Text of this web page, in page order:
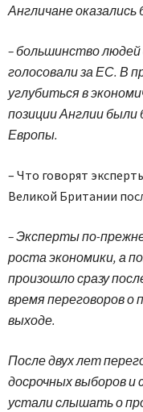
Англичане
– большинство
голосовали за ЕС. В
углубиться в
позиции Англии были
Европы.
– Что говорят
Великой Британии
– Эксперты по-
роста экономики, а
произошло сразу
время переговоров о
выходе.
После двух лет
досрочных выборов и
устали слышать о